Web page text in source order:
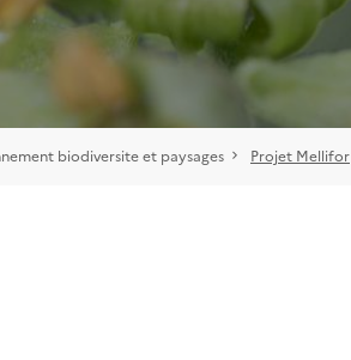
biodiversite et paysages Projet Mellifor